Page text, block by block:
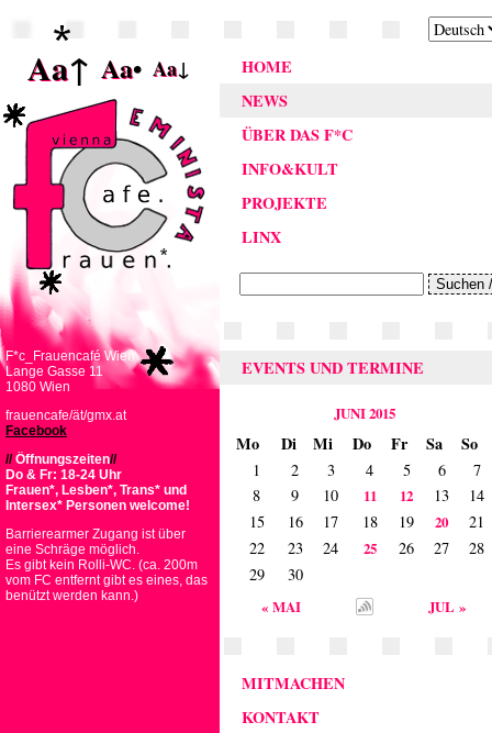
HOME
NEWS
ÜBER DAS F*C
INFO&KULT
PROJEKTE
LINX
EVENTS UND TERMINE
JUNI 2015
Mo Di Mi Do Fr Sa So
1 2 3 4 5 6
7
8
9 10 11 12 13
14
15
16 17 18 19 20
21
22
23 24 25 26 27
28
29
30
« MAI JUL »
MITMACHEN
KONTAKT
Aa↑ Aa• Aa↓
F*c_Frauencafé Wien
Lange Gasse 11
1080 Wien
frauencafe/ät/gmx.at
Facebook
//Öffnungszeiten//
Do & Fr: 18-24 Uhr
Frauen*, Lesben*, Trans* und
Intersex* Personen welcome!
Barrierearmer Zugang ist über
eine Schräge möglich.
Es gibt kein Rolli-WC. (ca. 200m
vom FC entfernt gibt es eines, das
benützt werden kann.)